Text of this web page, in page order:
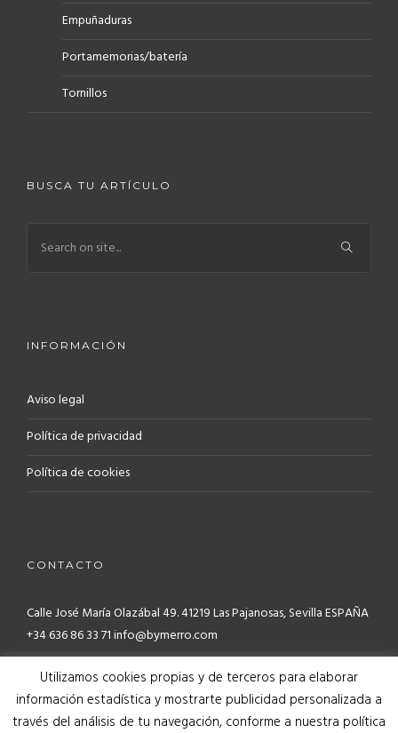
Empuñaduras
Portamemorias/batería
Tornillos
BUSCA TU ARTÍCULO
INFORMACIÓN
Aviso legal
Política de privacidad
Política de cookies
CONTACTO
Calle José María Olazábal 49. 41219Las Pajanosas, Sevilla ESPAÑA
+34 636 86 33 71 info@bymerro.com
Utilizamos cookies propias y de terceros para elaborar
información estadística y mostrarte publicidad personalizada a
través del análisis de tu navegación, conforme a nuestra política